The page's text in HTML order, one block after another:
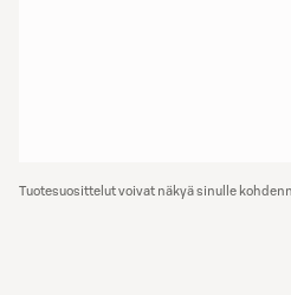
Tuotesuosittelut voivat näkyä sinulle